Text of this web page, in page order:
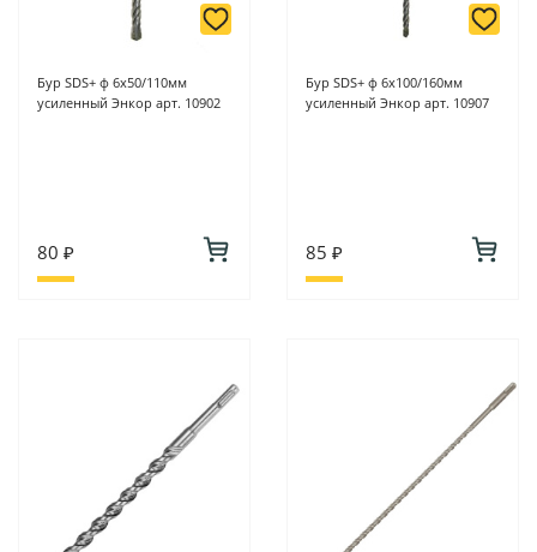
Бур SDS+ ф 6х50/110мм
усиленный Энкор арт. 10902
80 ₽
Бур SDS+ ф 6х100/160мм
усиленный Энкор арт. 10907
85 ₽